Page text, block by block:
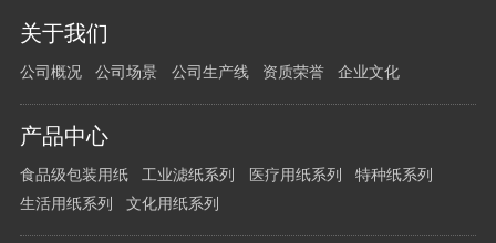
豪情，更…
关于我们
公司概况 公司场景 公司生产线 资质荣誉 企业文化
产品中心
食品级包装用纸 工业滤纸系列 医疗用纸系列
特种纸系列
生活用纸系列
文化用纸系列